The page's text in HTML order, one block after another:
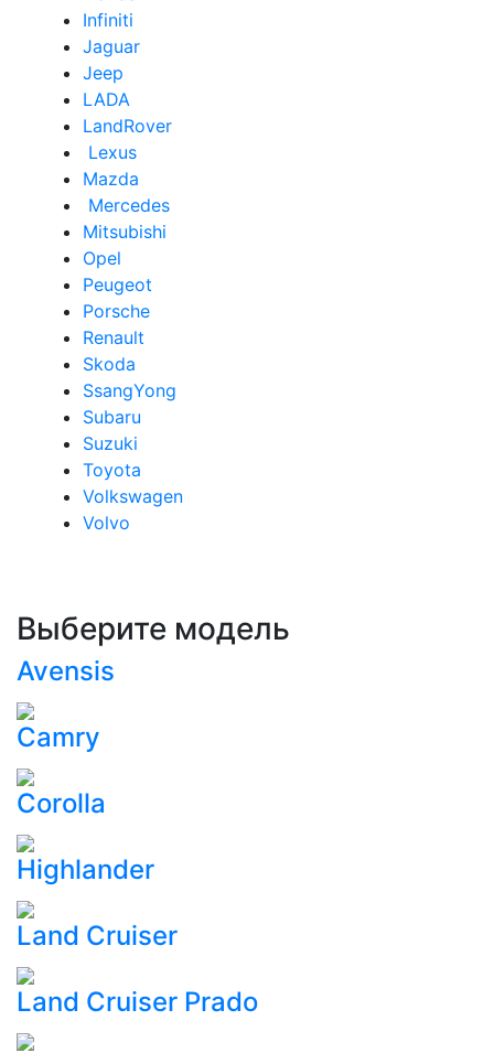
Infiniti
Jaguar
Jeep
LADA
LandRover
Lexus
Mazda
Mercedes
Mitsubishi
Opel
Peugeot
Porsche
Renault
Skoda
SsangYong
Subaru
Suzuki
Toyota
Volkswagen
Volvo
Выберите модель
Avensis
Camry
Corolla
Highlander
Land Cruiser
Land Cruiser Prado